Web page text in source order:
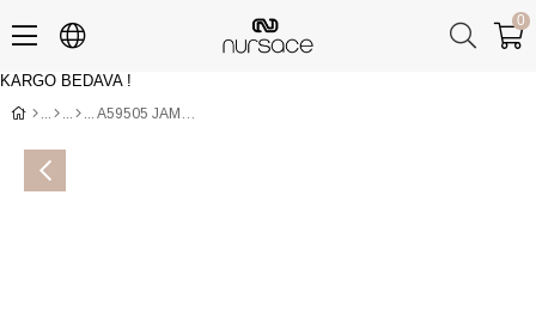
KARGO BEDAVA !
0
A59505 JAMAL Kahve